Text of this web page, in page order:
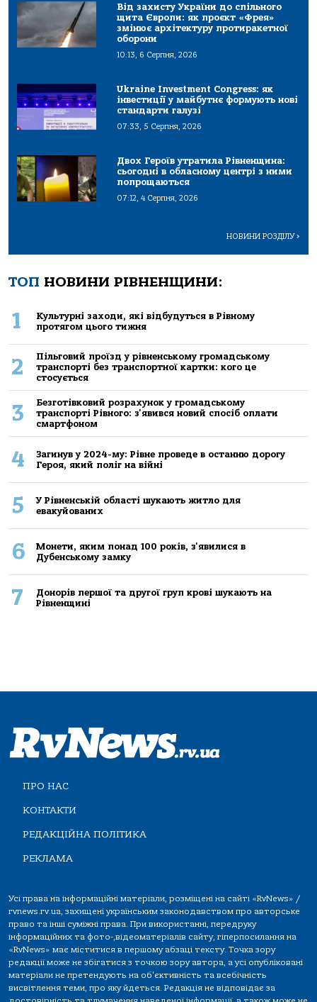
Від захисту України до спільного
щита Європи: як проєкт «Фрея»
змінює архітектуру протиракетної
оборони
10:13, 6 Серпня, 2026
Ukraine Investment Congress: як
інвестиції у майбутнє формують нові
стандарти галузі
07:33, 5 Серпня, 2026
Двох Героїв утратила Рівненщина:
сьогодні в обласному центрі з ними
попрощаються
07:12, 4 Серпня, 2026
НОВИНИ РОЗДІЛУ>
ТОП НОВИНИ РІВНЕНЩИНИ:
1
Культурні заходи, які відбудуться в Рівному
протягом цього тижня
2
Пільговий проїзд у рівненському громадському
транспорті без транспортної картки: кого це
стосується
3
Безготівковий розрахунок у громадському
транспорті Рівного: з'явився новий спосіб оплати
смартфоном
4
Загинув у 2024-му: Рівне проведе в останню дорогу
Героя, який поліг на війні
5
У Рівненській області шукають житло для
евакуйованих
6
Монети, яким понад 100 років, з'явилися в
Дубенському замку
7
Донорів першої та другої груп крові шукають на
Рівненщині
ПРО НАС
КОНТАКТИ
РЕДАКЦІЙНА ПОЛІТИКА
РЕКЛАМА
Усі права на інформаційні матеріали, розміщені на сайті «RvNews» /
rvnews.rv.ua, захищені українським законодавством про авторське
право та інші суміжні права. При використанні, передруку
інформаційних та фото-,відеоматеріалів сайту, гіперпосилання на
«RvNews» має міститися в першому абзаці тексту. Точка зору
редакції може не збігатися з точкою зору автора, а усі опубліковані
матеріали не претендують на об'єктивність та всебічність
висвітлення теми, про яку йдеться. Редакція не відповідає за